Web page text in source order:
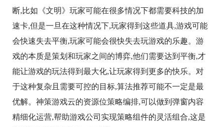
断,比如《文明》玩家可能在很多情况下都需要科技的加
速卡,但是一旦在这种情况下,玩家得到这些道具,游戏可能
会快速失去平衡,玩家可能会很快失去玩游戏的乐趣。游
戏的本质是策划和玩家之间的博弈,他们需要达到平衡,才
能让游戏的玩法得到最大化,让玩家得到更多的快乐。对
于这种复杂且需要可控的目标,算法推荐可能不一定是最
优解。神策游戏云的资源位策略编排,可以做到弹窗内容
精细化运营,帮助游戏公司实现策略组件的灵活组合,这是